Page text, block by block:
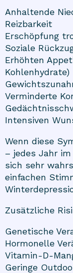
Anhaltende
Reizbarkeit
Erschöpfung
Soziale
Erhöhten
Kohlenhydrate)
Verminderte
Intensiven
Wenn diese
– jedes Jahr
sich sehr
einfachen
Zusätzliche
Genetische
Hormonelle
Vitamin-D-
Geringe